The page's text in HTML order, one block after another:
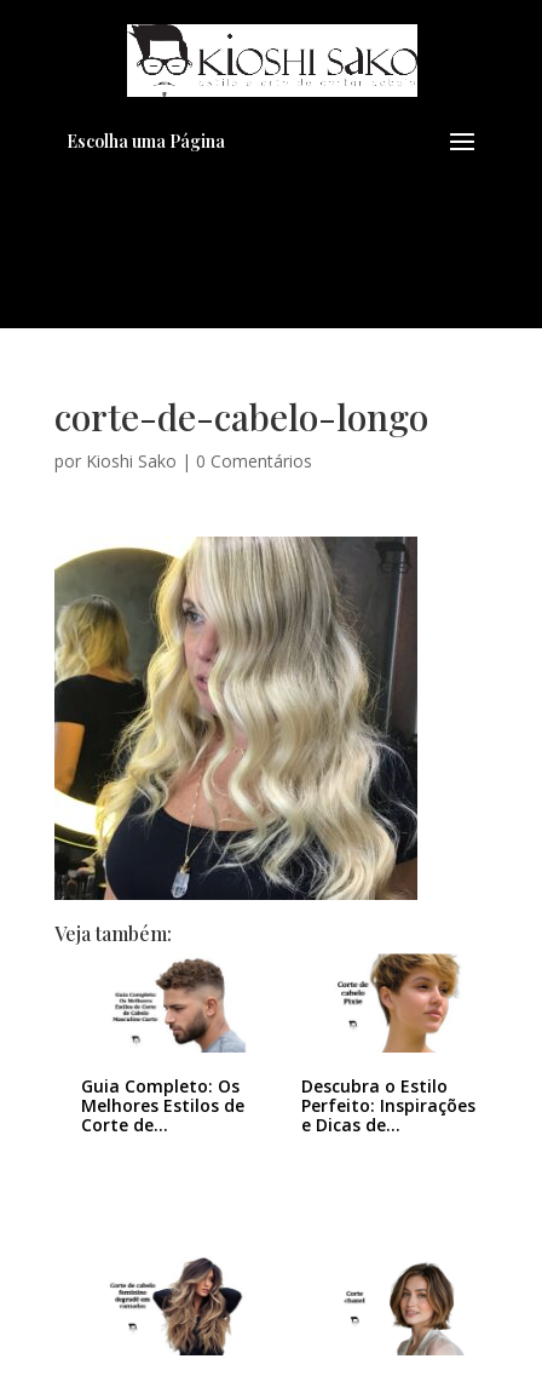
Escolha uma Página
corte-de-cabelo-longo
por Kioshi Sako | 0 Comentários
Veja também:
Guia Completo: Os
Melhores Estilos de
Corte de…
Descubra o Estilo
Perfeito: Inspirações
e Dicas de…
Pensando em transformar seu
Visual??